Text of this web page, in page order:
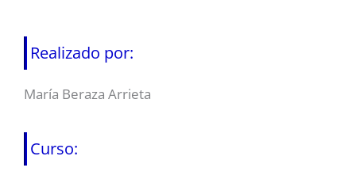
Realizado por:
María Beraza Arrieta
Curso: